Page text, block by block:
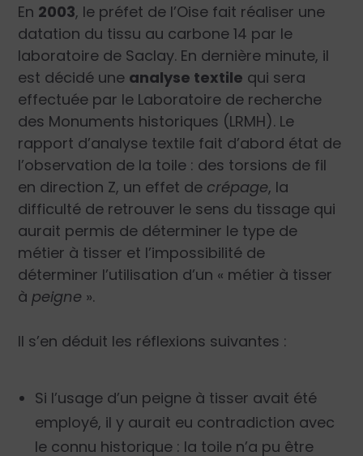
En 2003, le préfet de l’Oise fait réaliser une
datation du tissu au carbone 14 par le
laboratoire de Saclay. En dernière minute, il
est décidé une analyse textile qui sera
effectuée par le Laboratoire de recherche
des Monuments historiques (LRMH). Le
rapport d’analyse textile fait d’abord état de
l’observation de la toile : des torsions de fil
en direction Z, un effet de crépage, la
difficulté de retrouver le sens du tissage qui
aurait permis de déterminer le type de
métier à tisser et l’impossibilité de
déterminer l’utilisation d’un « métier à tisser
à peigne ».
Il s’en déduit les réflexions suivantes :
Si l’usage d’un peigne à tisser avait été
employé, il y aurait eu contradiction avec
le connu historique : la toile n’a pu être